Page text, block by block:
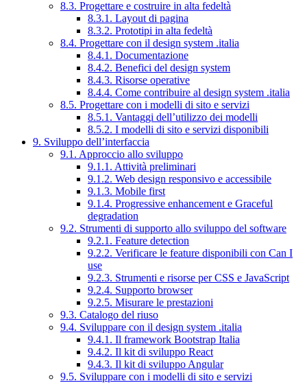
8.3. Progettare e costruire in alta fedeltà
8.3.1. Layout di pagina
8.3.2. Prototipi in alta fedeltà
8.4. Progettare con il design system .italia
8.4.1. Documentazione
8.4.2. Benefici del design system
8.4.3. Risorse operative
8.4.4. Come contribuire al design system .italia
8.5. Progettare con i modelli di sito e servizi
8.5.1. Vantaggi dell’utilizzo dei modelli
8.5.2. I modelli di sito e servizi disponibili
9. Sviluppo dell’interfaccia
9.1. Approccio allo sviluppo
9.1.1. Attività preliminari
9.1.2. Web design responsivo e accessibile
9.1.3. Mobile first
9.1.4. Progressive enhancement e Graceful
degradation
9.2. Strumenti di supporto allo sviluppo del software
9.2.1. Feature detection
9.2.2. Verificare le feature disponibili con Can I
use
9.2.3. Strumenti e risorse per CSS e JavaScript
9.2.4. Supporto browser
9.2.5. Misurare le prestazioni
9.3. Catalogo del riuso
9.4. Sviluppare con il design system .italia
9.4.1. Il framework Bootstrap Italia
9.4.2. Il kit di sviluppo React
9.4.3. Il kit di sviluppo Angular
9.5. Sviluppare con i modelli di sito e servizi